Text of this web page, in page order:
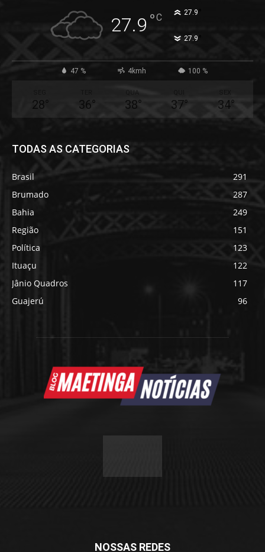
27.9 °C 27.9
27.9
47 % 4kmh 100 %
28° 36°
QUA
38° 37° 34°
TODAS AS CATEGORIAS
Brasil
291
Brumado
287
Bahia
249
Região
151
Política
123
Ituaçu
122
Jânio Quadros
117
Guajerú
96
NOSSAS REDES